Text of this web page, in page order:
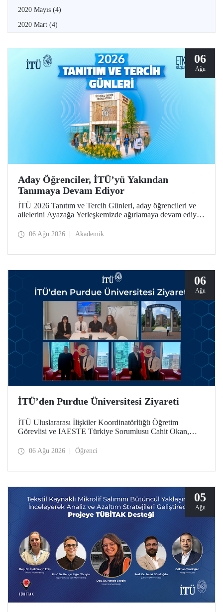
2020 Mayıs (4)
2020 Mart (4)
06
Ağu
Aday Öğrenciler, İTÜ’yü Yakından
Tanımaya Devam Ediyor
İTÜ 2026 Tanıtım ve Tercih Günleri, aday öğrencileri ve
ailelerini Ayazağa Yerleşkemizde ağırlamaya devam ediyor.
ilgili fakülte ve birimler adaylara bilgi vermeye devam
06 Ağu 2026 Akademik
06
Ağu
İTÜ’den Purdue Üniversitesi Ziyareti
İTÜ Uluslararası İlişkiler Koordinatörlüğü Öğretim
Görevlisi ve IAESTE Türkiye Sorumlusu Cahit Okan,
Temmuz tarihlerinde ABD’de dünyanın önde gelen
06 Ağu 2026 Öğrenci
05
Ağu